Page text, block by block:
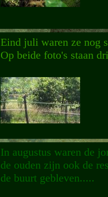
Eind juli waren ze nog
Op beide foto's staan
In augustus waren de
de ouden zijn ook de
de buurt gebleven.....